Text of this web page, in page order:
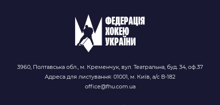
3960, Полтавська обл., м. Кременчук, вул. Театральна, буд. 34, оф.37
Адреса для листування: 01001, м. Київ, а/с В-182
office@fhu.com.ua